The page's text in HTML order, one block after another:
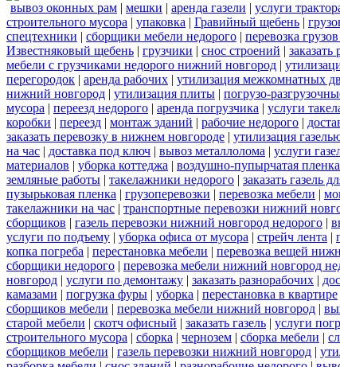
вывоз оконных рам | мешки | аренда газели | услуги
строительного мусора | упаковка | Гравийный щебень |
спецтехники | сборщики мебели недорого | перевозка
Известняковый щебень | грузчики | снос строений | заказать
мебели с грузчиками недорого нижний новгород |
перегородок | аренда рабочих | утилизация межкомнатных
нижний новгород | утилизация плиты | погрузо-
мусора | переезд недорого | аренда погрузчика | услуги
коробки | переезд | монтаж зданий | рабочие недорого |
заказать перевозку в нижнем новгороде | утилизация
на час | доставка под ключ | вывоз металлолома | услуги
материалов | уборка коттеджа | воздушно-пупырчатая пленка
земляные работы | такелажники недорого | заказать газель
пузырьковая пленка | грузоперевозки | перевозка мебели |
такелажники на час | транспортные перевозки нижний
сборщиков | газель перевозки нижний новгород недорого |
услуги по подъему | уборка офиса от мусора | стрейч лента |
копка погреба | перестановка мебели | перевозка вещей
сборщики недорого | перевозка мебели нижний новгород
новгород | услуги по демонтажу | заказать разнорабочих |
камазами | погрузка фуры | уборка | перестановка в квартире
сборщиков мебели | перевозка мебели нижний новгород |
старой мебели | скотч офисный | заказать газель | услуги
строительного мусора | сборка | чернозем | сборка мебели |
сборщиков мебели | газель перевозки нижний новгород |